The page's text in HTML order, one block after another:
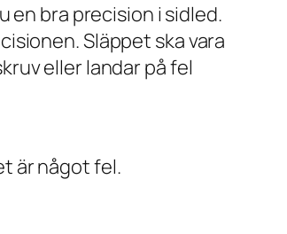
en bra precision i sidled.
Släppet ska vara
eller landar på fel
är något fel.